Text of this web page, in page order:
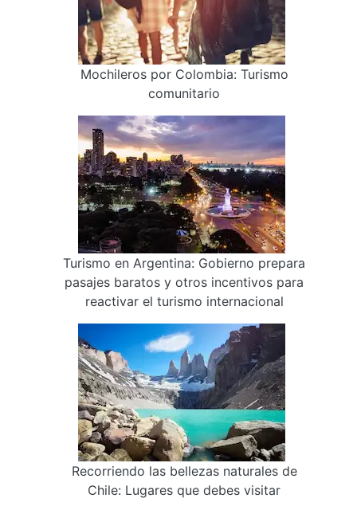
Mochileros por Colombia: Turismo
comunitario
Turismo en Argentina: Gobierno prepara
pasajes baratos y otros incentivos para
reactivar el turismo internacional
Recorriendo las bellezas naturales de
Chile: Lugares que debes visitar